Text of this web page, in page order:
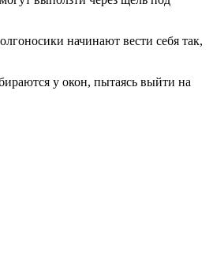
начинают вести себя так,
у окон, пытаясь выйти на